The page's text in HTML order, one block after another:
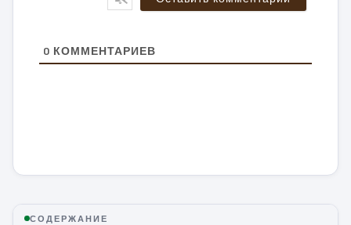
0 КОММЕНТАРИЕВ
СОДЕРЖАНИЕ